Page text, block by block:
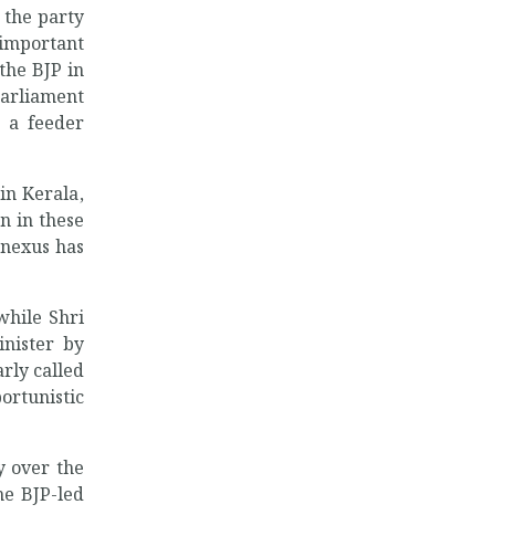
the party
BJP in
a feeder
Kerala,
in these
has
Shri
by
called
over the
BJP-led